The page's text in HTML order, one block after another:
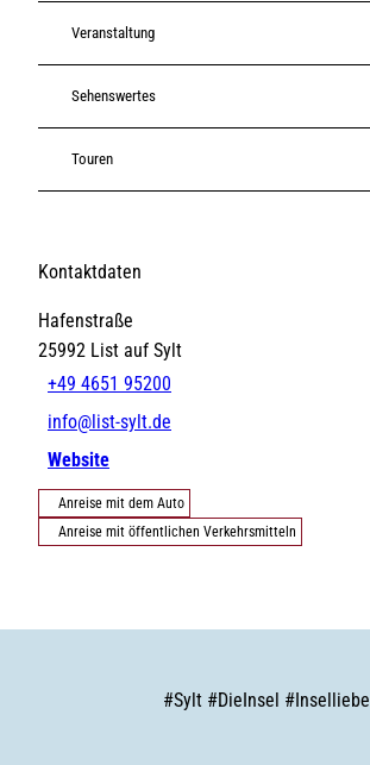
Veranstaltung
Sehenswertes
Touren
Kontaktdaten
Hafenstraße
25992 List auf Sylt
+49 4651 95200
info@list-sylt.de
Website
Anreise mit dem Auto
Anreise mit öffentlichen Verkehrsmitteln
#Sylt #DieInsel #Inselliebe